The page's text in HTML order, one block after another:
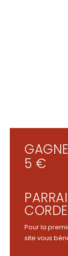
5 €
Pour la
site vous